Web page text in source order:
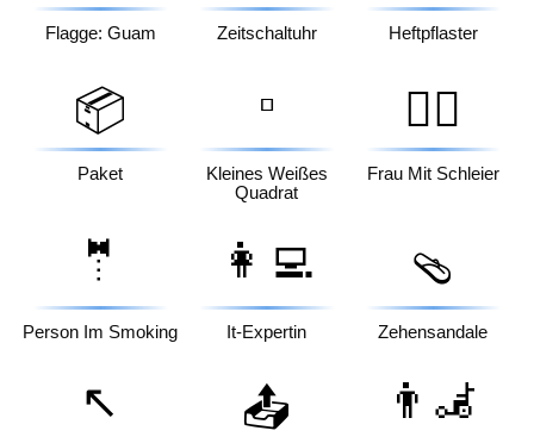
Flagge: Guam Zeitschaltuhr Heftpflaster
📦
Paket
▫️
Kleines Weißes
Quadrat
👰‍♀️
Frau Mit Schleier
🤵
Person Im Smoking
👩‍💻
It-Expertin
🩴
Zehensandale
↖️ 📤 👨‍🦼